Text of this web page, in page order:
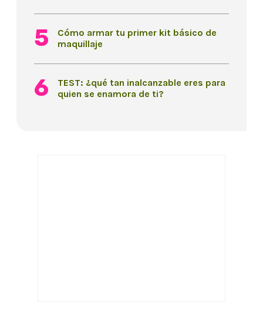
Cómo armar tu primer kit básico de
maquillaje
TEST: ¿qué tan inalcanzable eres para
quien se enamora de ti?